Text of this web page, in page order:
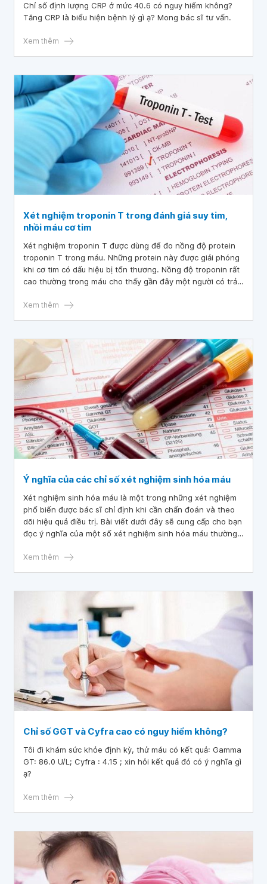
Chỉ số định lượng CRP ở mức 40.6 có nguy hiểm không?
Tăng CRP là biểu hiện bệnh lý gì ạ? Mong bác sĩ tư vấn.
Xem thêm
Xét nghiệm troponin T trong đánh giá suy tim,
nhồi máu cơ tim
Xét nghiệm troponin T được dùng để đo nồng độ protein
troponin T trong máu. Những protein này được giải phóng
khi cơ tim có dấu hiệu bị tổn thương. Nồng độ troponin rất
cao thường trong máu cho thấy gần đây một người có trải
Xem thêm
Ý nghĩa của các chỉ số xét nghiệm sinh hóa máu
Xét nghiệm sinh hóa máu là một trong những xét nghiệm
phổ biến được bác sĩ chỉ định khi cần chẩn đoán và theo
dõi hiệu quả điều trị. Bài viết dưới đây sẽ cung cấp cho bạn
đọc ý nghĩa của một số xét nghiệm sinh hóa máu thường
Xem thêm
Chỉ số GGT và Cyfra cao có nguy hiểm không?
Tôi đi khám sức khỏe định kỳ, thử máu có kết quả: Gamma
GT: 86.0 U/L; Cyfra : 4.15 ; xin hỏi kết quả đó có ý nghĩa gì
ạ?
Xem thêm